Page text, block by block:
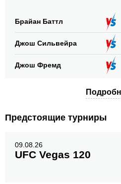
Брайан Баттл
Джош Сильвейра
Джош Фремд
Предстоящие турниры
09.08.26
UFC Vegas 120